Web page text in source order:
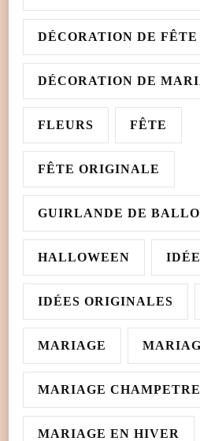
DÉCORATION DE FÊTE
DÉCORATION DE
FLEURS FÊTE
FÊTE ORIGINALE
GUIRLANDE DE
HALLOWEEN
IDÉES ORIGINALES
MARIAGE
MARIAGE CHAMPETRE
MARIAGE EN HIVER